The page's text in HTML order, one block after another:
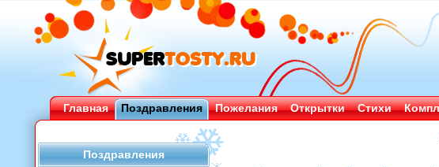
Главная Поздравления Пожелания Открытки Стихи
Поздравления